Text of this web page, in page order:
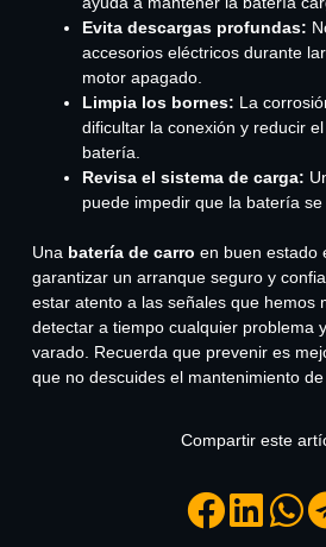
Evita descargas profundas:
accesorios eléctricos durante
motor apagado.
Limpia los bornes: La
dificultar la conexión y reducir
batería.
Revisa el sistema de carga:
puede impedir que la batería
Una batería de carro en buen estado
garantizar un arranque seguro y
estar atento a las señales que hemos
detectar a tiempo cualquier problema
varado. Recuerda que prevenir es
que no descuides el mantenimiento
Compartir este